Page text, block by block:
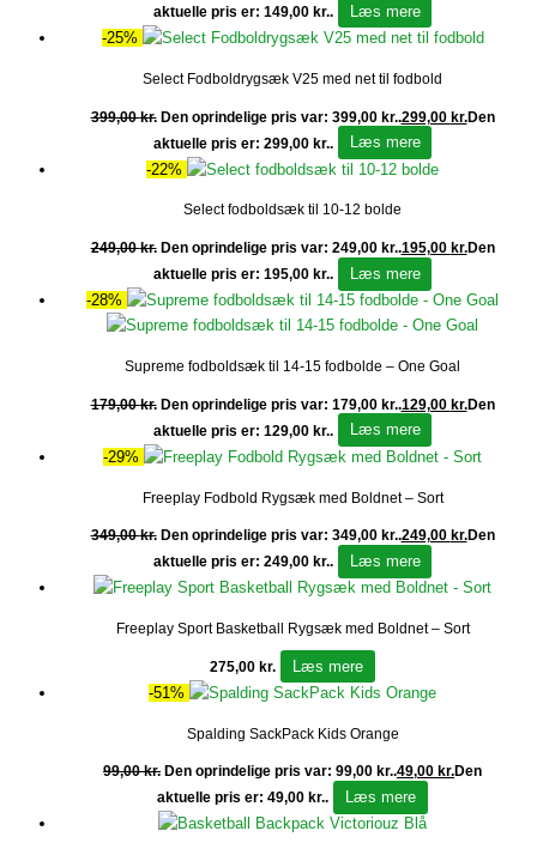
aktuelle pris er: 149,00 kr..
Læs mere
-25%
Select Fodboldrygsæk V25 med net til fodbold
399,00kr. Den oprindelige pris var: 399,00 kr..299,00 kr.Den
aktuelle pris er: 299,00 kr..
Læs mere
-22%
Select fodboldsæk til 10-12 bolde
249,00kr. Den oprindelige pris var: 249,00 kr..195,00 kr.Den
aktuelle pris er: 195,00 kr..
Læs mere
-28%
Supreme fodboldsæk til 14-15 fodbolde – One Goal
179,00kr. Den oprindelige pris var: 179,00 kr..129,00 kr.Den
aktuelle pris er: 129,00 kr..
Læs mere
-29%
Freeplay Fodbold Rygsæk med Boldnet – Sort
349,00kr. Den oprindelige pris var: 349,00 kr..249,00 kr.Den
aktuelle pris er: 249,00 kr..
Læs mere
Freeplay Sport Basketball Rygsæk med Boldnet – Sort
275,00 kr.
Læs mere
-51%
Spalding SackPack Kids Orange
99,00kr. Den oprindelige pris var: 99,00 kr..49,00 kr.Den
aktuelle pris er: 49,00 kr..
Læs mere